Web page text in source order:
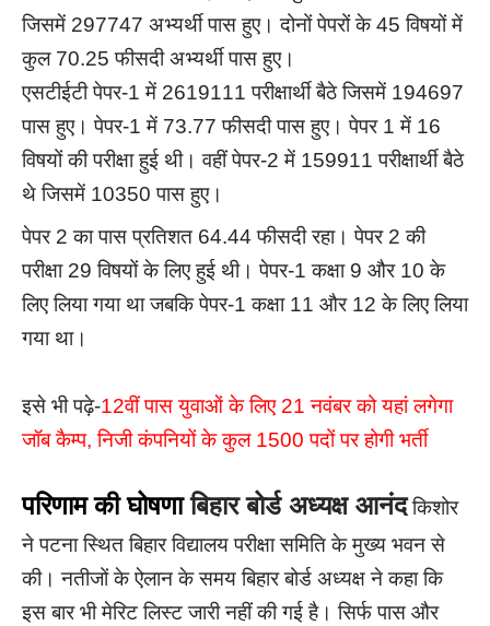
जिसमें 297747 अभ्यर्थी पास हुए। दोनों पेपरों के 45 विषयों में
कुल 70.25 फीसदी अभ्यर्थी पास हुए।
एसटीईटी पेपर-1 में 2619111 परीक्षार्थी बैठे जिसमें 194697
पास हुए। पेपर-1 में 73.77 फीसदी पास हुए। पेपर 1 में 16
विषयों की परीक्षा हुई थी। वहीं पेपर-2 में 159911 परीक्षार्थी बैठे
थे जिसमें 10350 पास हुए।
पेपर 2 का पास प्रतिशत 64.44 फीसदी रहा। पेपर 2 की
परीक्षा 29 विषयों के लिए हुई थी। पेपर-1 कक्षा 9 और 10 के
लिए लिया गया था जबकि पेपर-1 कक्षा 11 और 12 के लिए लिया
गया था।
इसे भी पढ़े-12वीं पास युवाओं के लिए 21 नवंबर को यहां लगेगा
जॉब कैम्प, निजी कंपनियों के कुल 1500 पदों पर होगी भर्ती
परिणाम की घोषणाबिहार बोर्ड अध्यक्ष आनंदकिशोर
ने पटना स्थित बिहार विद्यालय परीक्षा समिति के मुख्य भवन से
की। नतीजों के ऐलान के समय बिहार बोर्ड अध्यक्ष ने कहा कि
इस बार भी मेरिट लिस्ट जारी नहीं की गई है। सिर्फ पास और